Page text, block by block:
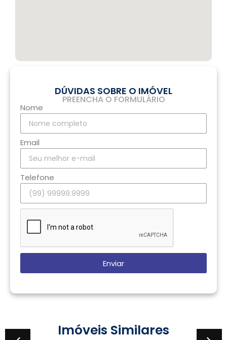
DÚVIDAS SOBRE O IMÓVEL
PREENCHA O FORMULÁRIO
Nome
Email
Telefone
Enviar
Imóveis Similares